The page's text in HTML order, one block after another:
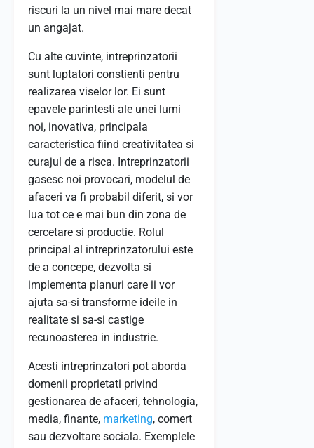
riscuri la un nivel mai mare decat
un angajat.
Cu alte cuvinte, intreprinzatorii
sunt luptatori constienti pentru
realizarea viselor lor. Ei sunt
epavele parintesti ale unei lumi
noi, inovativa, principala
caracteristica fiind creativitatea si
curajul de a risca. Intreprinzatorii
gasesc noi provocari, modelul de
afaceri va fi probabil diferit, si vor
lua tot ce e mai bun din zona de
cercetare si productie. Rolul
principal al intreprinzatorului este
de a concepe, dezvolta si
implementa planuri care ii vor
ajuta sa-si transforme ideile in
realitate si sa-si castige
recunoasterea in industrie.
Acesti intreprinzatori pot aborda
domenii proprietati privind
gestionarea de afaceri, tehnologia,
media, finante, marketing, comert
sau dezvoltare sociala. Exemplele